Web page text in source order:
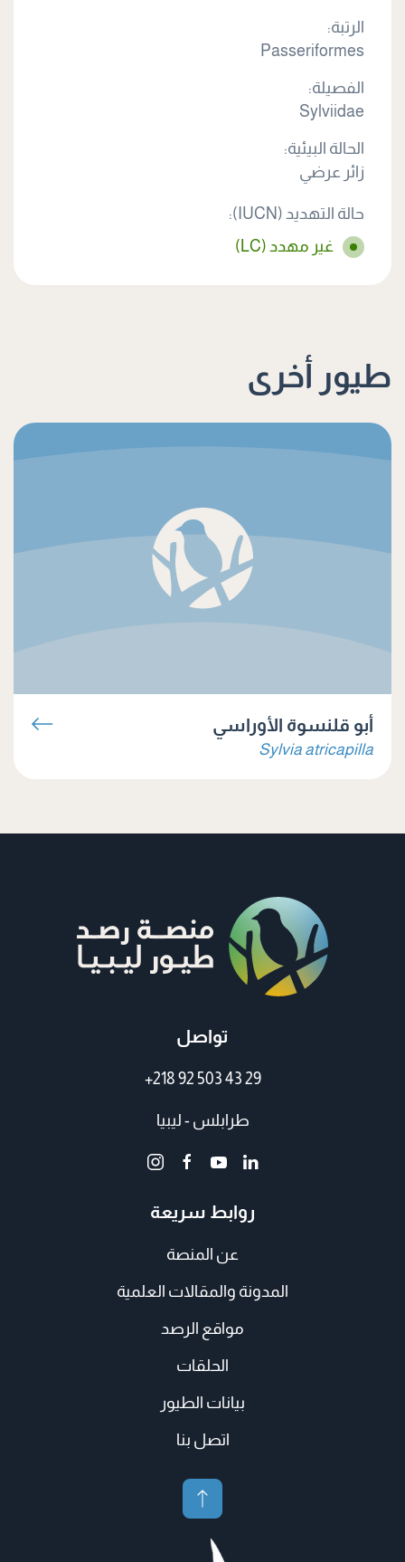
الرتبة:
Passeriformes
الفصيلة:
Sylviidae
الحالة البيئية:
زائر عرضي
حالة التهديد (IUCN):
غير مهدد (LC)
طيور أخرى
أبو قلنسوة الأوراسي
Sylvia atricapilla
تواصل
+218 92 503 43 29
طرابلس - ليبيا
روابط سريعة
عن المنصة
المدونة والمقالات العلمية
مواقع الرصد
الحلقات
بيانات الطيور
اتصل بنا